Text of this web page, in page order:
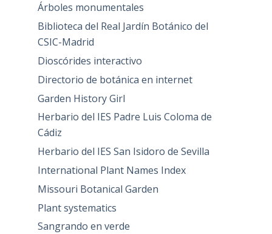
Árboles monumentales
Biblioteca del Real Jardín Botánico del
CSIC-Madrid
Dioscórides interactivo
Directorio de botánica en internet
Garden History Girl
Herbario del IES Padre Luis Coloma de
Cádiz
Herbario del IES San Isidoro de Sevilla
International Plant Names Index
Missouri Botanical Garden
Plant systematics
Sangrando en verde